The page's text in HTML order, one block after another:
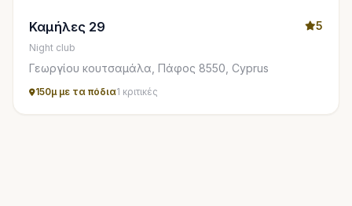
Καμήλες 29 5
Night club
Γεωργίου κουτσαμάλα, Πάφος 8550, Cyprus
150μ με τα πόδια1 κριτικές